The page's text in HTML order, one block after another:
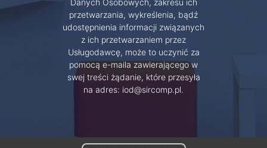
Danych Osobowych, zakresu ich
przetwarzania, wykreślenia, bądź
udostępnienia informacji związanych
z ich przetwarzaniem przez
Usługodawcę, może to uczynić za
pomocą e-maila zawierającego w
swej treści żądanie, które przesyła
na adres: iod@sircomp.pl.